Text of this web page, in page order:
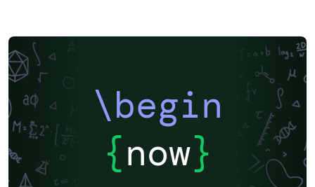
\begin
{now}